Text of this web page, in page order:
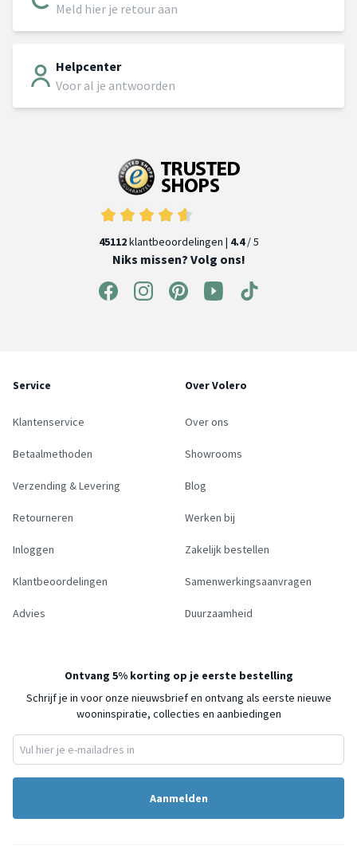
Meld hier je retour aan
Helpcenter
Voor al je antwoorden
45112klantbeoordelingen | 4.4/ 5
Niks missen? Volg ons!
Service
Klantenservice
Betaalmethoden
Verzending & Levering
Retourneren
Inloggen
Klantbeoordelingen
Advies
Over Volero
Over ons
Showrooms
Blog
Werken bij
Zakelijk bestellen
Samenwerkingsaanvragen
Duurzaamheid
Ontvang 5% korting op je eerste bestelling
Schrijf je in voor onze nieuwsbrief en ontvang als eerste nieuwe
wooninspiratie, collecties en aanbiedingen
Aanmelden